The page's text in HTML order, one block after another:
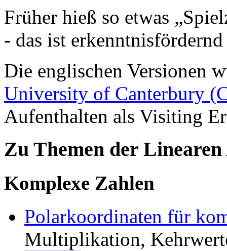
Früher hieß so etwas
- das ist
Die englischen Versionen
University of Canterbury
Aufenthalten als Visiting
Zu Themen der
Komplexe Zahlen
Polarkoordinaten für
Multiplikation,